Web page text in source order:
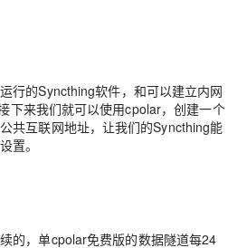
行的Syncthing软件，和可以建立内网
下来我们就可以使用cpolar，创建一个
共互联网地址，让我们的Syncthing能
置。
的，单cpolar免费版的数据隧道每24